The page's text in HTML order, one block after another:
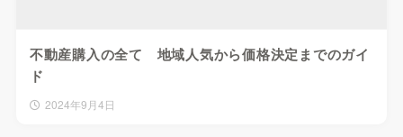
不動産購入の全て 地域人気から価格決定までのガイ
ド
2024年9月4日